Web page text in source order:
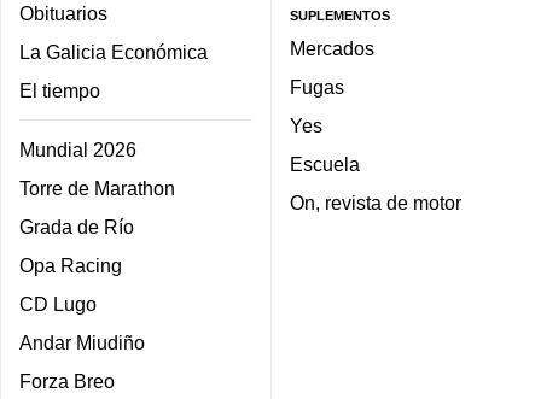
Obituarios
La Galicia Económica
El tiempo
Mundial 2026
Torre de Marathon
Grada de Río
Opa Racing
CD Lugo
Andar Miudiño
Forza Breo
SUPLEMENTOS
Mercados
Fugas
Yes
Escuela
On, revista de motor